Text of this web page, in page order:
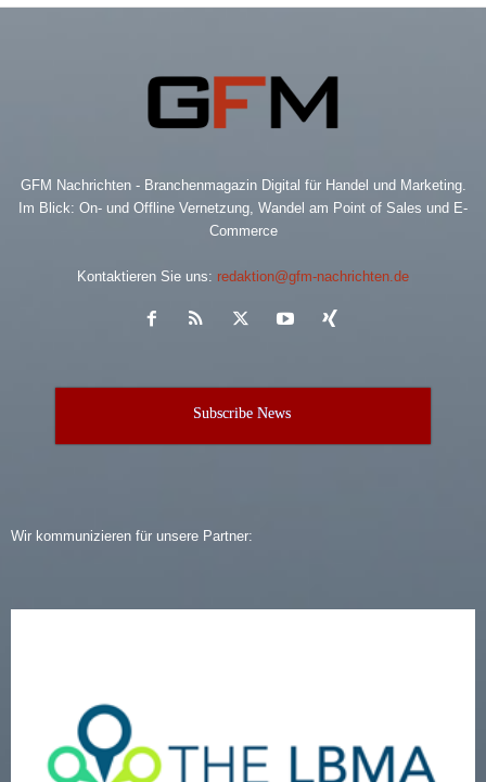
Information
GFM Nachrichten - Branchenmagazin Digital für Handel und Marketing.
Im Blick: On- und Offline Vernetzung, Wandel am Point of Sales und E-
Commerce
Kontaktieren Sie uns: redaktion@gfm-nachrichten.de
Subscribe News
Wir kommunizieren für unsere Partner: